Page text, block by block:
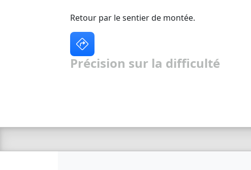
Retour par le sentier de montée.
Précision sur la difficulté